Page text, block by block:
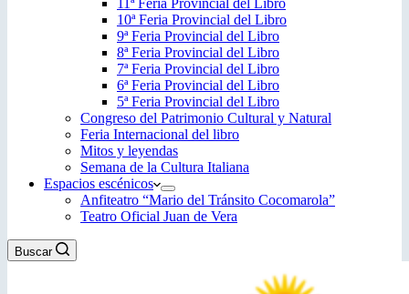
11ª Feria Provincial del Libro
10ª Feria Provincial del Libro
9ª Feria Provincial del Libro
8ª Feria Provincial del Libro
7ª Feria Provincial del Libro
6ª Feria Provincial del Libro
5ª Feria Provincial del Libro
Congreso del Patrimonio Cultural y Natural
Feria Internacional del libro
Mitos y leyendas
Semana de la Cultura Italiana
Espacios escénicos
Anfiteatro “Mario del Tránsito Cocomarola”
Teatro Oficial Juan de Vera
Buscar